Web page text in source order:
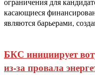
касающиеся
являются барьерами,
БКС инициирует
из-за провала